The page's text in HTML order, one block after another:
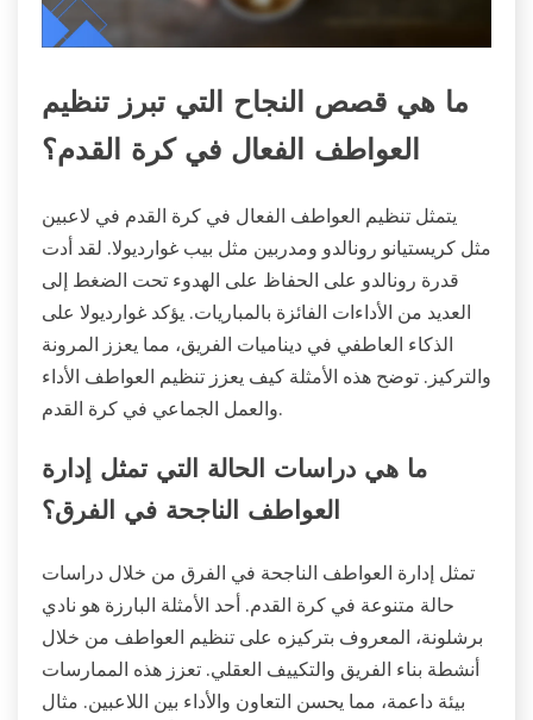
ما هي قصص النجاح التي تبرز تنظيم
العواطف الفعال في كرة القدم؟
يتمثل تنظيم العواطف الفعال في كرة القدم في لاعبين
مثل كريستيانو رونالدو ومدربين مثل بيب غوارديولا. لقد أدت
قدرة رونالدو على الحفاظ على الهدوء تحت الضغط إلى
العديد من الأداءات الفائزة بالمباريات. يؤكد غوارديولا على
الذكاء العاطفي في ديناميات الفريق، مما يعزز المرونة
والتركيز. توضح هذه الأمثلة كيف يعزز تنظيم العواطف الأداء
والعمل الجماعي في كرة القدم.
ما هي دراسات الحالة التي تمثل إدارة
العواطف الناجحة في الفرق؟
تمثل إدارة العواطف الناجحة في الفرق من خلال دراسات
حالة متنوعة في كرة القدم. أحد الأمثلة البارزة هو نادي
برشلونة، المعروف بتركيزه على تنظيم العواطف من خلال
أنشطة بناء الفريق والتكييف العقلي. تعزز هذه الممارسات
بيئة داعمة، مما يحسن التعاون والأداء بين اللاعبين. مثال